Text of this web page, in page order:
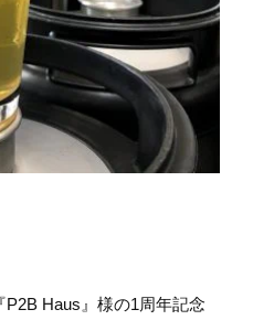
Haus』様の1周年記念